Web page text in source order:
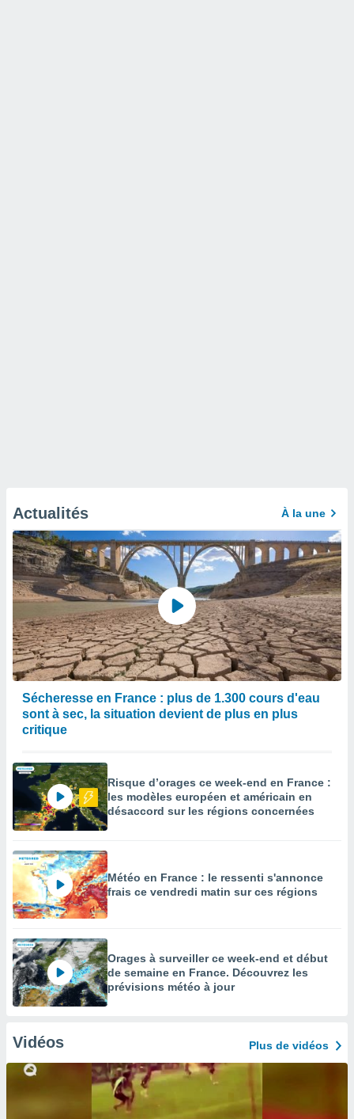
Actualités À la une
Sécheresse en France : plus de 1.300 cours d'eau
sont à sec, la situation devient de plus en plus
critique
Risque d’orages ce week-end en France :
les modèles européen et américain en
désaccord sur les régions concernées
Météo en France : le ressenti s'annonce
frais ce vendredi matin sur ces régions
Orages à surveiller ce week-end et début
de semaine en France. Découvrez les
prévisions météo à jour
Vidéos Plus de vidéos